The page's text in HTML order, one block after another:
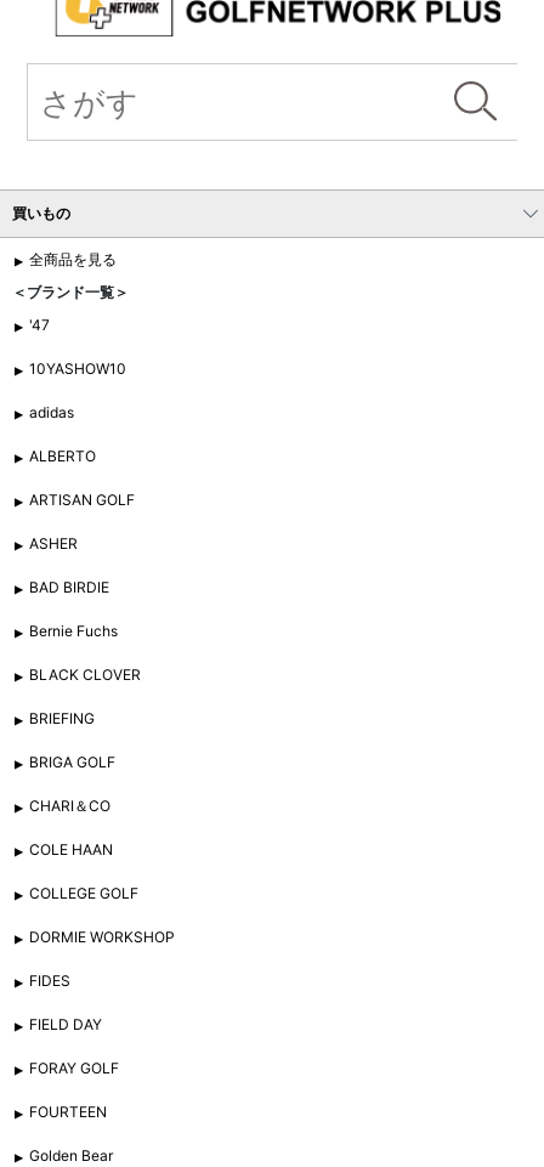
買いもの
全商品を見る
＜ブランド一覧＞
'47
10YASHOW10
adidas
ALBERTO
ARTISAN GOLF
ASHER
BAD BIRDIE
Bernie Fuchs
BLACK CLOVER
BRIEFING
BRIGA GOLF
CHARI＆CO
COLE HAAN
COLLEGE GOLF
DORMIE WORKSHOP
FIDES
FIELD DAY
FORAY GOLF
FOURTEEN
Golden Bear